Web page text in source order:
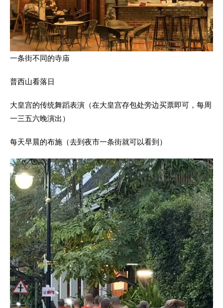
一条街不同的寺庙
普西山看落日
大皇宫的传统舞蹈表演（在大皇宫存包处旁边买票即可，每周
一三五六晚演出）
每天早晨的布施（去到夜市一条街就可以看到）